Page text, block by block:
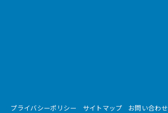
プライバシーポリシー サイトマップ お問い合わせ